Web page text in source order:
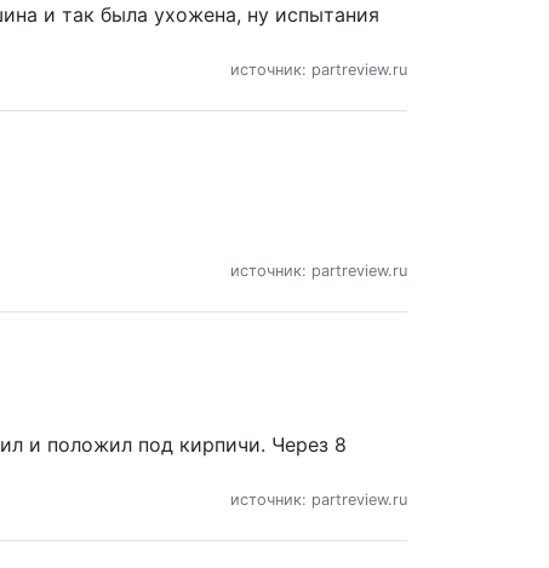
и так была ухожена, ну испытания
источник: partreview.ru
источник: partreview.ru
и положил под кирпичи. Через 8
источник: partreview.ru